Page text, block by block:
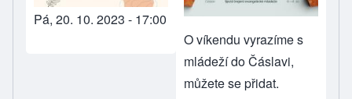
Pá, 20. 10. 2023 - 17:00
O víkendu vyrazíme s
mládeží do Čáslavi,
můžete se přidat.